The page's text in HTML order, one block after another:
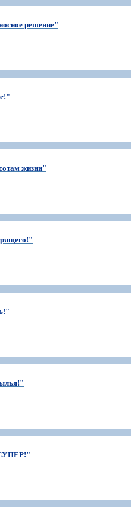
решение"
жизни"
СУПЕР!"